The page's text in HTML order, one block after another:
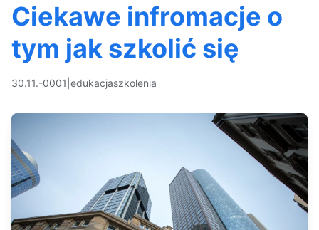
Ciekawe infromacje o
tym jak szkolić się
30.11.-0001 edukacjaszkolenia